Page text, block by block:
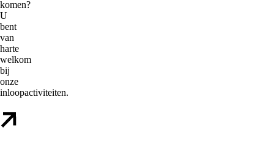
komen?
U
bent
van
harte
welkom
bij
onze
inloopactiviteiten.